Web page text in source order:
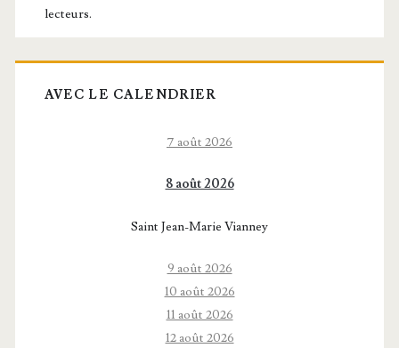
lecteurs.
AVEC LE CALENDRIER
7 août 2026
8 août 2026
Saint Jean-Marie Vianney
9 août 2026
10 août 2026
11 août 2026
12 août 2026